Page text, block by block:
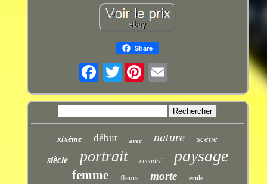
Share
Twitter
xixème début avec nature scène
siècle portrait encadré paysage
femme fleurs morte ecole